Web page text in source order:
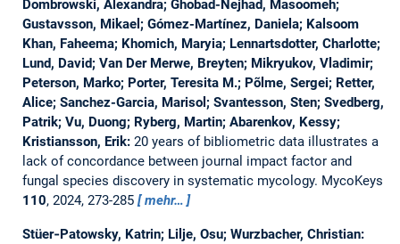
Dombrowski, Alexandra; Ghobad-Nejhad, Masoomeh;
Gustavsson, Mikael; Gómez-Martínez, Daniela; Kalsoom
Khan, Faheema; Khomich, Maryia; Lennartsdotter, Charlotte;
Lund, David; Van Der Merwe, Breyten; Mikryukov, Vladimir;
Peterson, Marko; Porter, Teresita M.; Põlme, Sergei; Retter,
Alice; Sanchez-Garcia, Marisol; Svantesson, Sten; Svedberg,
Patrik; Vu, Duong; Ryberg, Martin; Abarenkov, Kessy;
Kristiansson, Erik: 20 years of bibliometric data illustrates a
lack of concordance between journal impact factor and
fungal species discovery in systematic mycology. MycoKeys
110, 2024, 273-285 mehr…
Stüer‐Patowsky, Katrin; Lilje, Osu; Wurzbacher, Christian: